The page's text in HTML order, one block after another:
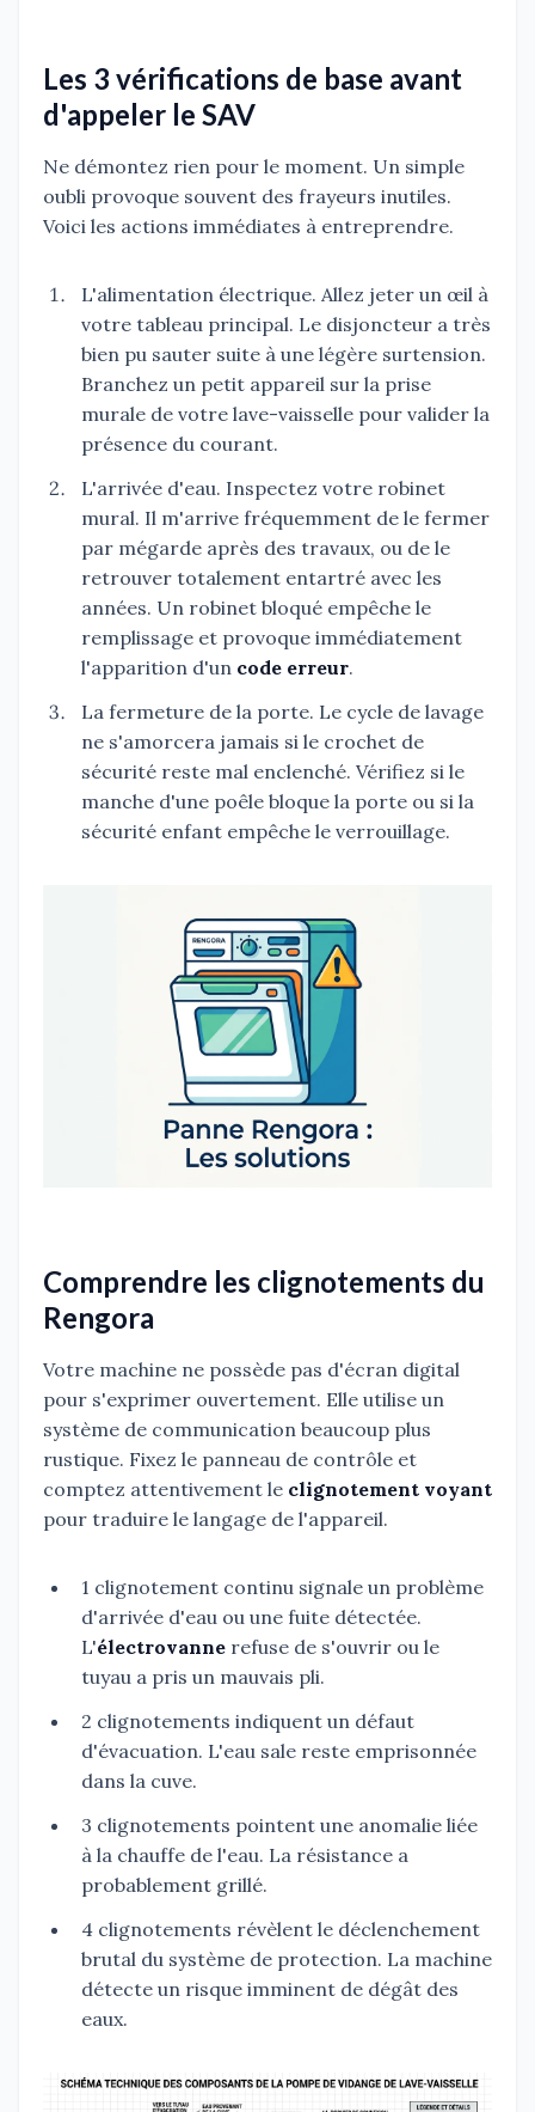
Les 3 vérifications de base avant
d'appeler le SAV
Ne démontez rien pour le moment. Un simple
oubli provoque souvent des frayeurs inutiles.
Voici les actions immédiates à entreprendre.
L'alimentation électrique. Allez jeter un œil à
votre tableau principal. Le disjoncteur a très
bien pu sauter suite à une légère surtension.
Branchez un petit appareil sur la prise
murale de votre lave-vaisselle pour valider la
présence du courant.
L'arrivée d'eau. Inspectez votre robinet
mural. Il m'arrive fréquemment de le fermer
par mégarde après des travaux, ou de le
retrouver totalement entartré avec les
années. Un robinet bloqué empêche le
remplissage et provoque immédiatement
l'apparition d'un code erreur.
La fermeture de la porte. Le cycle de lavage
ne s'amorcera jamais si le crochet de
sécurité reste mal enclenché. Vérifiez si le
manche d'une poêle bloque la porte ou si la
sécurité enfant empêche le verrouillage.
Comprendre les clignotements du
Rengora
Votre machine ne possède pas d'écran digital
pour s'exprimer ouvertement. Elle utilise un
système de communication beaucoup plus
rustique. Fixez le panneau de contrôle et
comptez attentivement le clignotement voyant
pour traduire le langage de l'appareil.
1 clignotement continu signale un problème
d'arrivée d'eau ou une fuite détectée.
L'électrovanne refuse de s'ouvrir ou le
tuyau a pris un mauvais pli.
2 clignotements indiquent un défaut
d'évacuation. L'eau sale reste emprisonnée
dans la cuve.
3 clignotements pointent une anomalie liée
à la chauffe de l'eau. La résistance a
probablement grillé.
4 clignotements révèlent le déclenchement
brutal du système de protection. La machine
détecte un risque imminent de dégât des
eaux.